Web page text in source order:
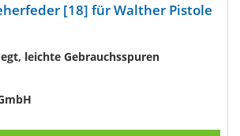
[18] für Walther Pistole
leichte Gebrauchsspuren